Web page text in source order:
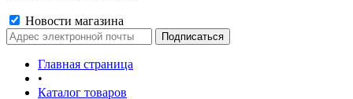
Новости магазина
Главная страница
•
Каталог товаров